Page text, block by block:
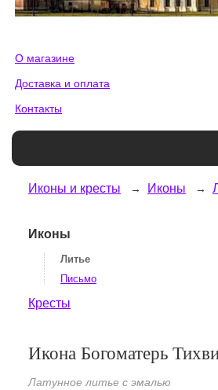
О магазине
Доставка и оплата
Контакты
Иконы и кресты Иконы
Иконы
Литье
Письмо
Кресты
Икона Богоматерь
Латунное литье с эмалью